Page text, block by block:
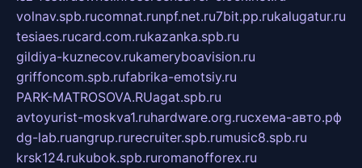
volnav.spb.rucomnat.runpf.net.ru7bit.pp.rukalugatur.ru
tesiaes.rucard.com.rukazanka.spb.ru
gildiya-kuznecov.rukameryboavision.ru
griffoncom.spb.rufabrika-emotsiy.ru
PARK-MATROSOVA.RUagat.spb.ru
avtoyurist-moskva1.ruhardware.org.ruсхема-авто.рф
dg-lab.ruangrup.rurecruiter.spb.rumusic8.spb.ru
krsk124.rukubok.spb.ruromanofforex.ru